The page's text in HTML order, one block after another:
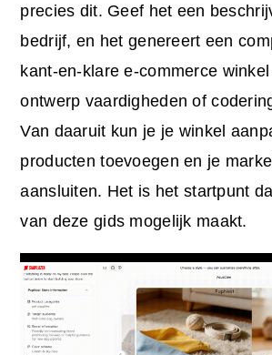
precies dit. Geef het een
bedrijf, en het genereert een
kant-en-klare e-commerce
ontwerp vaardigheden of
Van daaruit kun je je winkel
producten toevoegen en je
aansluiten. Het is het startpunt
van deze gids mogelijk maakt.